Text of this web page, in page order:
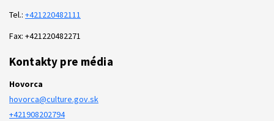
Tel.: +421220482111
Fax: +421220482271
Kontakty pre média
Hovorca
hovorca@culture.gov.sk
+421908202794